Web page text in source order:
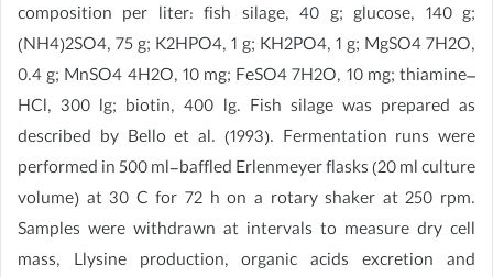
composition per liter: fish silage, 40 g; glucose, 140 g;
(NH4)2SO4, 75 g; K2HPO4, 1 g; KH2PO4, 1 g; MgSO4 7H2O,
0.4 g; MnSO4 4H2O, 10 mg; FeSO4 7H2O, 10 mg; thiamine–
HCl, 300 lg; biotin, 400 lg. Fish silage was prepared as
described by Bello et al. (1993). Fermentation runs were
performed in 500 ml-baffled Erlenmeyer flasks (20 ml culture
volume) at 30 C for 72 h on a rotary shaker at 250 rpm.
Samples were withdrawn at intervals to measure dry cell
mass, Llysine production, organic acids excretion and